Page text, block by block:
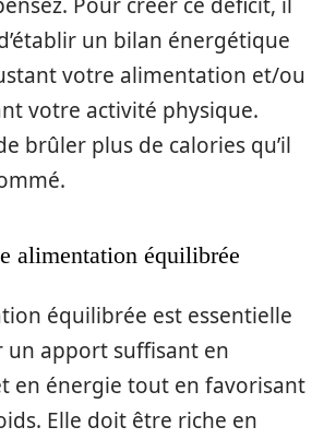
un bilan énergétique
votre alimentation et/ou
votre activité physique.
brûler plus de calories qu’il
alimentation équilibrée
équilibrée est essentielle
apport suffisant en
en énergie tout en favorisant
Elle doit être riche en